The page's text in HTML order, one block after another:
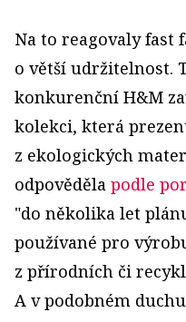
Na to reagovaly fast
o větší udržitelnost.
konkurenční H&M
kolekci, která
z ekologických
odpověděla podle
"do několika let
používané pro
z přírodních či
A v podobném